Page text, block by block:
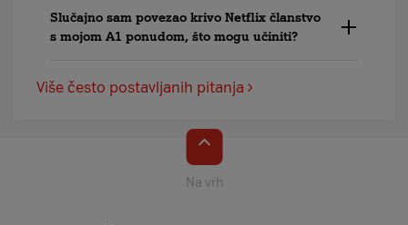
Slučajno sam povezao krivo Netflix članstvo
s mojom A1 ponudom, što mogu učiniti?
Više često postavljanih pitanja
Na vrh